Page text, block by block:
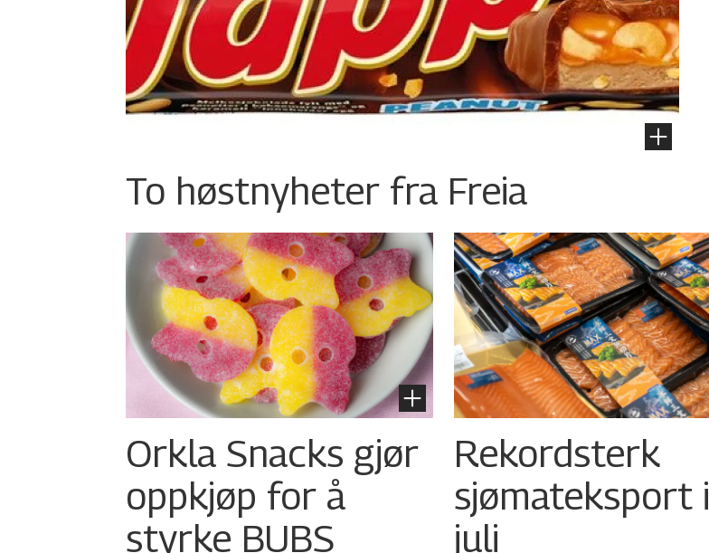
To høstnyheter fra Freia
Orkla Snacks gjør
oppkjøp for å
styrke BUBS
Rekordsterk
sjømateksport i
juli